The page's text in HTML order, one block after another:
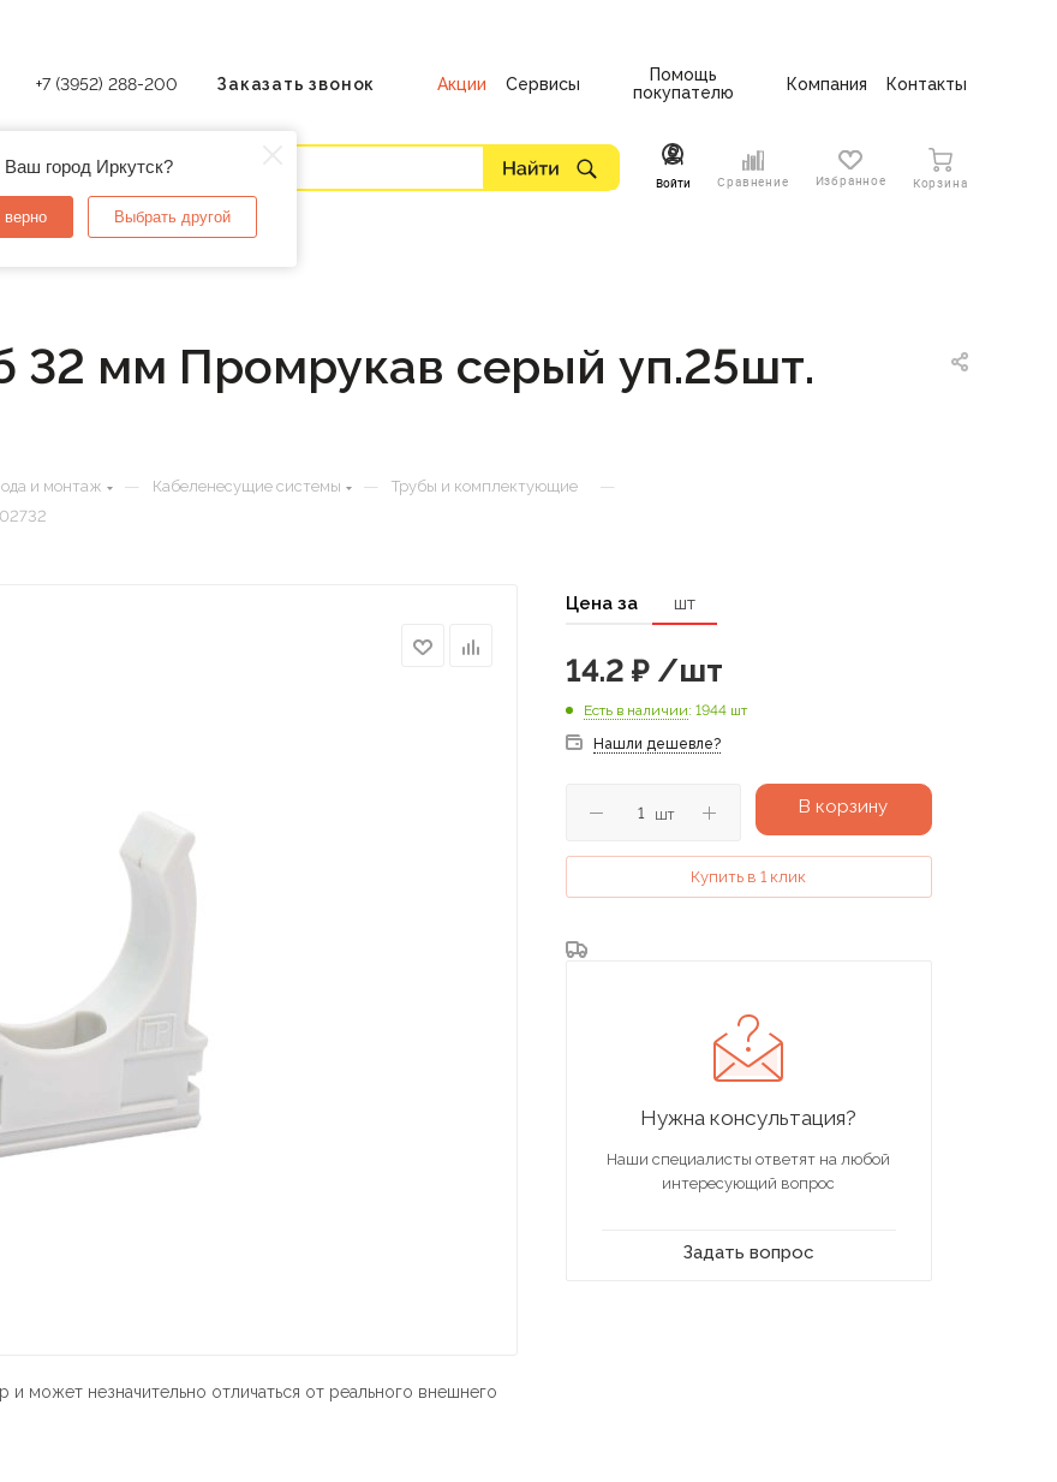
Ваш город Иркутск?
верно Выбрать другой
+7 (3952) 288-200 Заказать звонок Акции Сервисы
Помощь
покупателю
Компания Контакты
Войти Сравнение Избранное Корзина
32 мм Промрукав серый уп.25шт.
и монтаж — Кабеленесущие системы — Трубы и комплектующие —
может незначительно отличаться от реального внешнего
Цена за шт
14.2 ₽/шт
Есть в наличии: 1944 шт
Нашли дешевле?
шт В корзину
Купить в 1 клик
Нужна консультация?
Наши специалисты ответят на любой
интересующий вопрос
Задать вопрос